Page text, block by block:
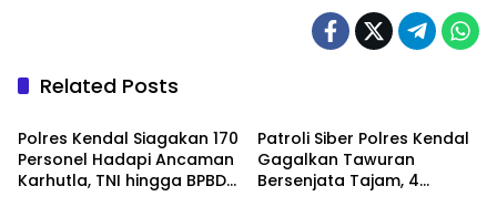
Related Posts
DAERAH
Polres Kendal Siagakan 170
Personel Hadapi Ancaman
Karhutla, TNI hingga BPBD
Patroli Siber Polres Kendal
Gagalkan Tawuran
Bersenjata Tajam, 4
DAERAH DAERAH